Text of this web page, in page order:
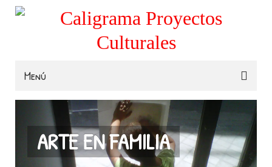
Menú
Familias
Colegios
Museos e Instituciones
ARTE EN FAMILIA